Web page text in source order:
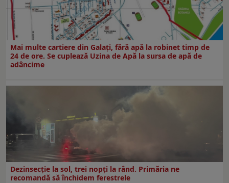
Mai multe cartiere din Galați, fără apă la robinet timp de
24 de ore. Se cuplează Uzina de Apă la sursa de apă de
adâncime
Dezinsecţie la sol, trei nopţi la rând. Primăria ne
recomandă să închidem ferestrele